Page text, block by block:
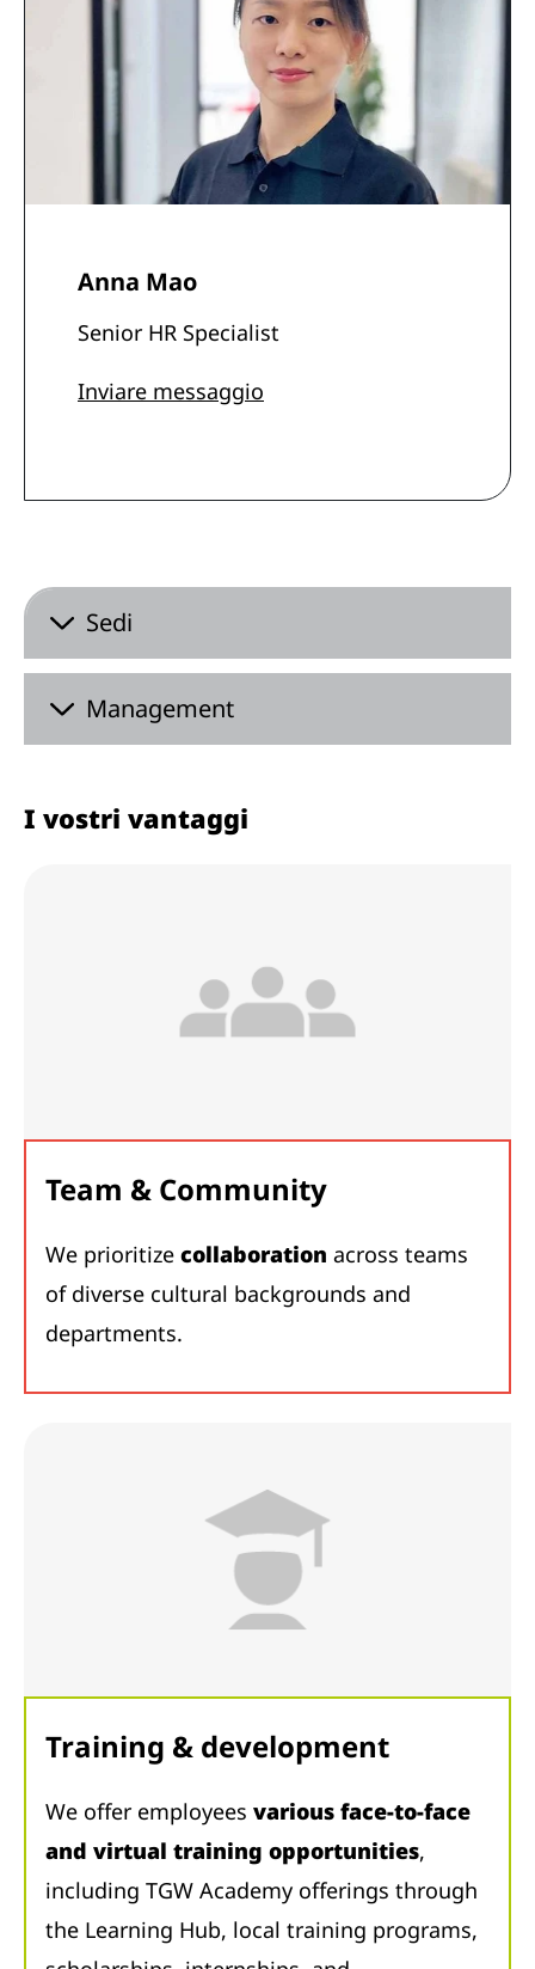
Anna Mao
Senior HR Specialist
Inviare messaggio
Sedi
Management
I vostri vantaggi
Team & Community
We prioritize collaboration across teams
of diverse cultural backgrounds and
departments.
Training & development
We offer employees various face-to-face
and virtual training opportunities,
including TGW Academy offerings through
the Learning Hub, local training programs,